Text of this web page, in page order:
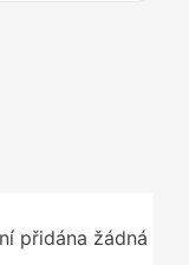
přidána žádná